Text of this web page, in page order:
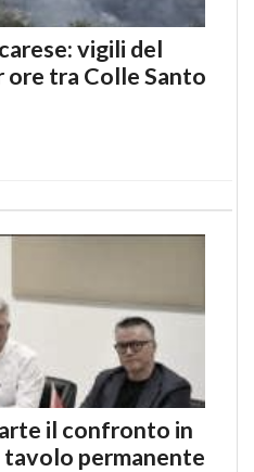
vigili del
tra Colle Santo
il confronto in
tavolo permanente